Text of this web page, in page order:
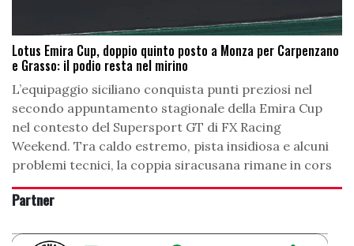
Lotus Emira Cup, doppio quinto posto a Monza per Carpenzano
e Grasso: il podio resta nel mirino
L’equipaggio siciliano conquista punti preziosi nel
secondo appuntamento stagionale della Emira Cup
nel contesto del Supersport GT di FX Racing
Weekend. Tra caldo estremo, pista insidiosa e alcuni
problemi tecnici, la coppia siracusana rimane in cors
Partner